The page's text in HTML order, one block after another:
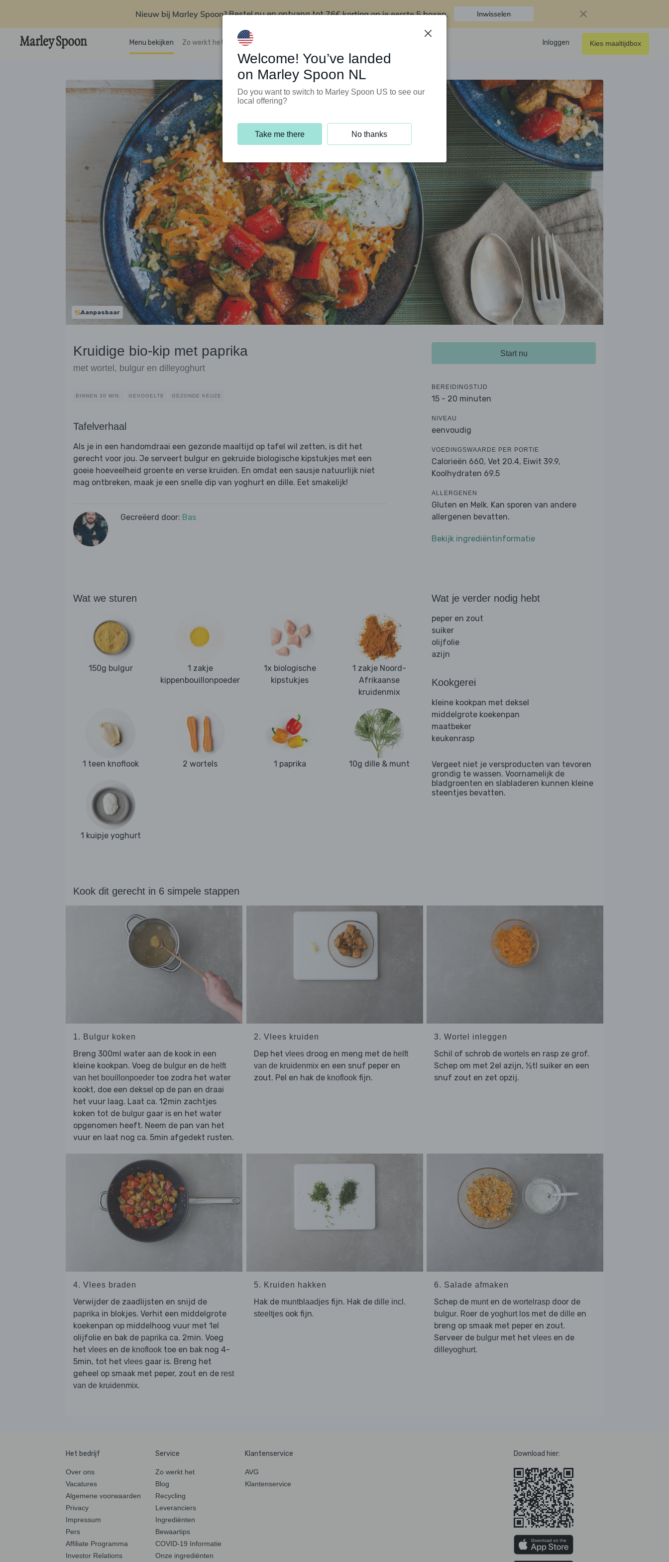
Nieuw bij Marley Spoon?Bestel nu en ontvang tot76€ korting op je eerste 5 boxen. Inwisselen
Menu bekijken Zo werkt het Klantenservice Inloggen Kies maaltijdbox
Aanpasbaar
Kruidige bio-kip met paprika
met wortel, bulgur en dilleyoghurt
BINNEN 30 MIN. GEVOGELTE GEZONDE KEUZE
Tafelverhaal
Als je in een handomdraai een gezonde maaltijd op tafel wil zetten, is dit het
gerecht voor jou. Je serveert bulgur en gekruide biologische kipstukjes met een
goeie hoeveelheid groente en verse kruiden. En omdat een sausje natuurlijk niet
mag ontbreken, maak je een snelle dip van yoghurt en dille. Eet smakelijk!
Gecreëerd door: Bas
Start nu
BEREIDINGSTIJD
15 - 20 minuten
NIVEAU
eenvoudig
VOEDINGSWAARDE PER PORTIE
Calorieën 660, Vet 20.4, Eiwit 39.9,
Koolhydraten 69.5
ALLERGENEN
Gluten en Melk. Kan sporen van andere
allergenen bevatten.
Bekijk ingrediëntinformatie
Wat we sturen
150g bulgur
1 zakje
kippenbouillonpoeder
1x biologische
kipstukjes
1 zakje Noord-
Afrikaanse
kruidenmix
1 teen knoflook 2 wortels 1 paprika 10g dille & munt
1 kuipje yoghurt
Wat je verder nodig hebt
peper en zout
suiker
olijfolie
azijn
Kookgerei
kleine kookpan met deksel
middelgrote koekenpan
maatbeker
keukenrasp
Vergeet niet je versproducten van tevoren
grondig te wassen. Voornamelijk de
bladgroenten en slabladeren kunnen kleine
steentjes bevatten.
Kook dit gerecht in 6 simpele stappen
1. Bulgur koken
Breng 300ml water aan de kook in een
kleine kookpan. Voeg de bulgur en de helft
van het bouillonpoeder toe zodra het water
kookt, doe een deksel op de pan en draai
het vuur laag. Laat ca. 12min zachtjes
koken tot de bulgur gaar is en het water
opgenomen heeft. Neem de pan van het
vuur en laat nog ca. 5min afgedekt rusten.
2. Vlees kruiden
Dep het vleesdroog en meng met de helft
van de kruidenmixen een snuf peper en
zout. Pel en hak de knoflookfijn.
3. Wortel inleggen
Schil of schrob de wortels en rasp ze grof.
Schep om met 2el azijn, ½tl suiker en een
snuf zout en zet opzij.
4. Vlees braden
Verwijder de zaadlijsten en snijd de
paprika in blokjes. Verhit een middelgrote
koekenpan op middelhoog vuur met 1el
olijfolie en bak de paprika ca. 2min. Voeg
het vlees en de knoflook toe en bak nog 4-
5min, tot het vlees gaar is. Breng het
geheel op smaak met peper, zout en de rest
van de kruidenmix.
5. Kruiden hakken
Hak de muntblaadjesfijn. Hak de dille incl.
steeltjesook fijn.
6. Salade afmaken
Schep de munt en de wortelrasp door de
bulgur. Roer de yoghurt los met de dille en
breng op smaak met peper en zout.
Serveer de bulgur met het vlees en de
dilleyoghurt.
Het bedrijf
Over ons
Vacatures
Algemene voorwaarden
Privacy
Impressum
Pers
Affiliate Programma
Investor Relations
Service
Zo werkt het
Blog
Recycling
Leveranciers
Ingrediënten
Bewaartips
COVID-19 Informatie
Onze ingrediënten
Klantenservice
AVG
Klantenservice
Download hier:
Welcome! You’ve landed
on Marley Spoon NL
Do you want to switch to Marley Spoon US to see our
local offering?
Take me there No thanks